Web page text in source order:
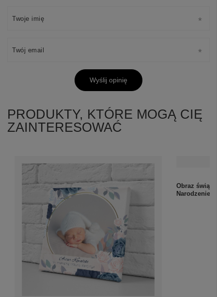
Twoje imię
Twój email
Wyślij opinię
PRODUKTY, KTÓRE MOGĄ CIĘ
ZAINTERESOWAĆ